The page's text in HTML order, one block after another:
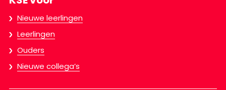
Nieuwe leerlingen
Leerlingen
Ouders
Nieuwe collega’s